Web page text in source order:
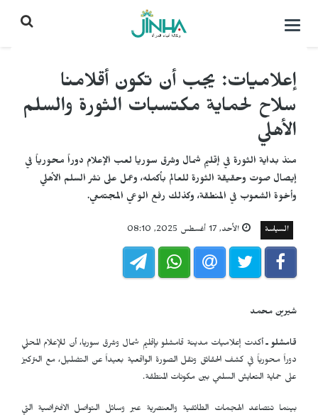
التحكم
إعلاميات: يجب أن تكون أقلامنا
سلاح لحماية مكتسبات الثورة والسلم
الأهلي
منذ بداية الثورة في إقليم شمال وشرق سوريا لعب الإعلام دوراً محورياً في
إيصال صوت وحقيقة الثورة للعالم بأكمله، وعمل على نشر السلم الأهلي
وأخوة الشعوب في المنطقة، وكذلك رفع الوعي المجتمعي.
السياسة الأحد, 17 أغسطس 2025, 08:10
شيرين محمد
قامشلو ـأكدت إعلاميات مدينة قامشلو بإقليم شمال وشرق سوريا، أن للإعلام المحلي
دوراً محورياً في كشف الحقائق ونقل الصورة الواقعية بعيداً عن التضليل، مع التركيز
على حماية التعايش السلمي بين مكونات المنطقة.
بينما تتصاعد الهجمات الطائفية والعنصرية عبر وسائل التواصل الافتراضية التي